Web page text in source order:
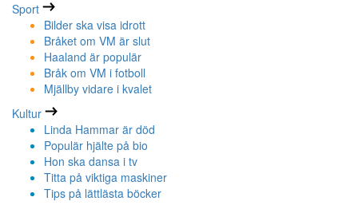
Sport
Bilder ska visa idrott
Bråket om VM är slut
Haaland är populär
Bråk om VM i fotboll
Mjällby vidare i kvalet
Kultur
Linda Hammar är död
Populär hjälte på bio
Hon ska dansa i tv
Titta på viktiga maskiner
Tips på lättlästa böcker